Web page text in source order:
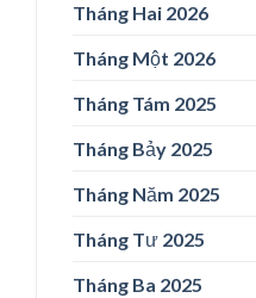
Tháng Hai 2026
Tháng Một 2026
Tháng Tám 2025
Tháng Bảy 2025
Tháng Năm 2025
Tháng Tư 2025
Tháng Ba 2025